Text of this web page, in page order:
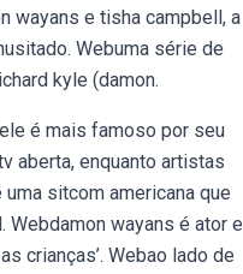
wayans e tisha campbell, a
Webuma série de
kyle (damon.
é mais famoso por seu
aberta, enquanto artistas
sitcom americana que
wayans é ator e
crianças’. Webao lado de